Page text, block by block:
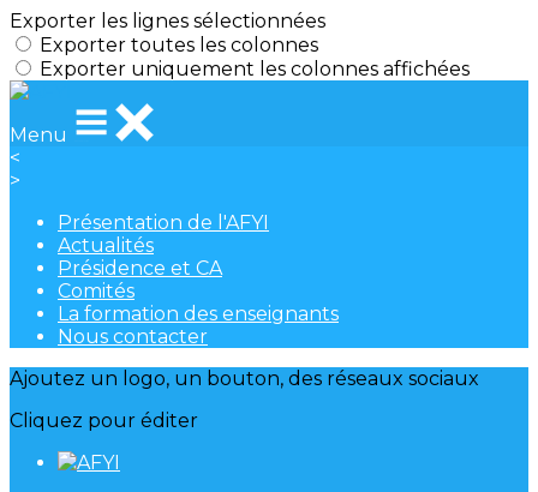
Exporter les lignes sélectionnées
Exporter toutes les colonnes
Exporter uniquement les colonnes affichées
Menu
<
>
Présentation de l'AFYI
Actualités
Présidence et CA
Comités
La formation des enseignants
Nous contacter
Ajoutez un logo, un bouton, des réseaux sociaux
Cliquez pour éditer